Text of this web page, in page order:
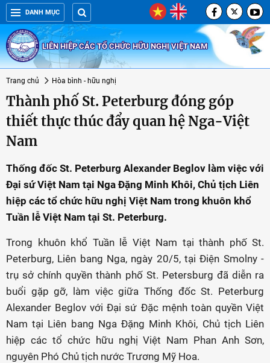
DANH MỤC
LIÊN HIỆP CÁC TỔ CHỨC HỮU NGHỊ VIỆT NAM
Trang chủ Hòa bình - hữu nghị
Thành phố St. Peterburg đóng góp
thiết thực thúc đẩy quan hệ Nga-Việt
Nam
Thống đốc St. Peterburg Alexander Beglov làm việc với
Đại sứ Việt Nam tại Nga Đặng Minh Khôi, Chủ tịch Liên
hiệp các tổ chức hữu nghị Việt Nam trong khuôn khổ
Tuần lễ Việt Nam tại St. Peterburg.
Trong khuôn khổ Tuần lễ Việt Nam tại thành phố St.
Peterburg, Liên bang Nga, ngày 20/5, tại Điện Smolny -
trụ sở chính quyền thành phố St. Petersburg đã diễn ra
buổi gặp gỡ, làm việc giữa Thống đốc St. Peterburg
Alexander Beglov với Đại sứ Đặc mệnh toàn quyền Việt
Nam tại Liên bang Nga Đặng Minh Khôi, Chủ tịch Liên
hiệp các tổ chức hữu nghị Việt Nam Phan Anh Sơn,
nguyên Phó Chủ tịch nước Trương Mỹ Hoa.